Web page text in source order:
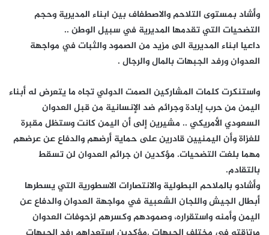
وأشاد بمستوى التلاحم والاصطفاف بين ابناء المديرية وحجم
التضحيات التي تقدمها المديرية في سبيل الوطن ..
داعيا ابناء المديرية الى مزيد من الصمود والثبات في مواجهة
العدوان ورفد الجبهات بالمال والرجال .
واستنكرت كلمات المشاركين الصمت الدولي تجاه ما يتعرض له أبناء
اليمن من حرب إبادة وجرائم ضد الإنسانية من قبل العدوان
السعودي الأمريكي .. مشيرين إلى أن اليمن كانت وستظل مقبرة
للغزاة وأن اليمنيين قادرين على حماية أرضهم والدفاع عن عرضهم
مهما بلغت التضحيات. مؤكدين ان جرائم العدوان لن تسقط
بالتقادم.
وأشادو بالملاحم البطولية والانتصارات الاسطورية التي يسطرها
أبطال الجيش واللجان الشعبية في مواجهة العدوان والدفاع عن
اليمن وأمنه واستقراره، وصمودهم وكسرهم لزحوفات العدوان